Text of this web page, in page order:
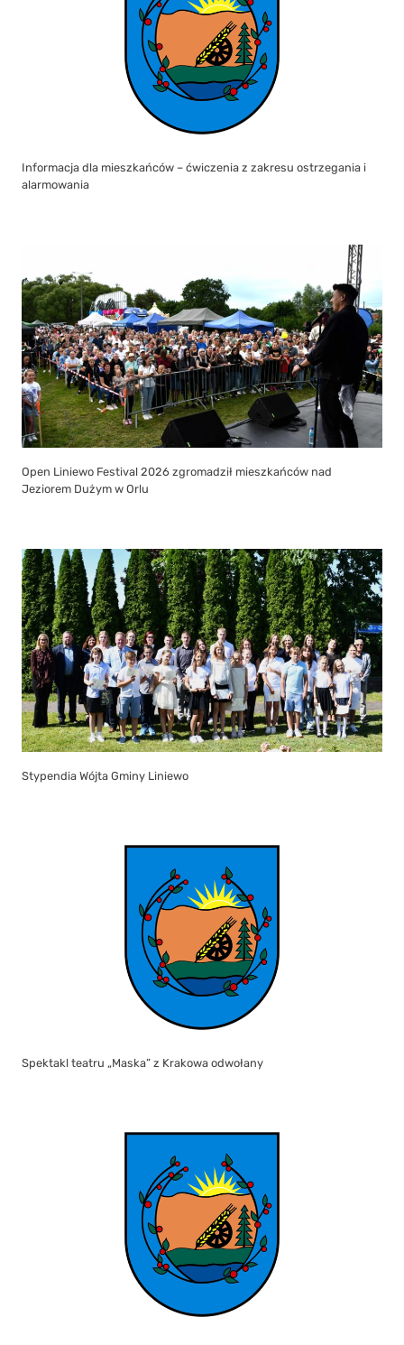
Informacja dla mieszkańców – ćwiczenia z zakresu ostrzegania i
alarmowania
Open Liniewo Festival 2026 zgromadził mieszkańców nad
Jeziorem Dużym w Orlu
Stypendia Wójta Gminy Liniewo
Spektakl teatru „Maska” z Krakowa odwołany